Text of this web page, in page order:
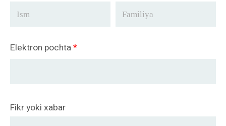
Elektron pochta*
Fikr yoki xabar